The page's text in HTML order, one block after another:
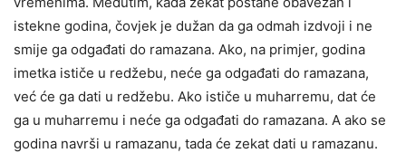
istekne godina, čovjek je dužan da ga odmah izdvoji i ne
smije ga odgađati do ramazana. Ako, na primjer, godina
imetka ističe u redžebu, neće ga odgađati do ramazana,
već će ga dati u redžebu. Ako ističe u muharremu, dat će
ga u muharremu i neće ga odgađati do ramazana. A ako se
godina navrši u ramazanu, tada će zekat dati u ramazanu.